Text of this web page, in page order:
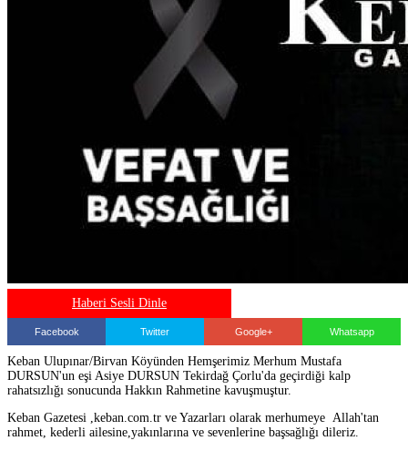
Haberi Sesli Dinle
Facebook Twitter Google+ Whatsapp
Keban Ulupınar/Birvan Köyünden Hemşerimiz Merhum Mustafa
DURSUN'un eşi Asiye DURSUN Tekirdağ Çorlu'da geçirdiği kalp
rahatsızlığı sonucunda Hakkın Rahmetine kavuşmuştur.
Keban Gazetesi ,keban.com.tr ve Yazarları olarak merhumeye Allah'tan
rahmet, kederli ailesine,yakınlarına ve sevenlerine başsağlığı dileriz.